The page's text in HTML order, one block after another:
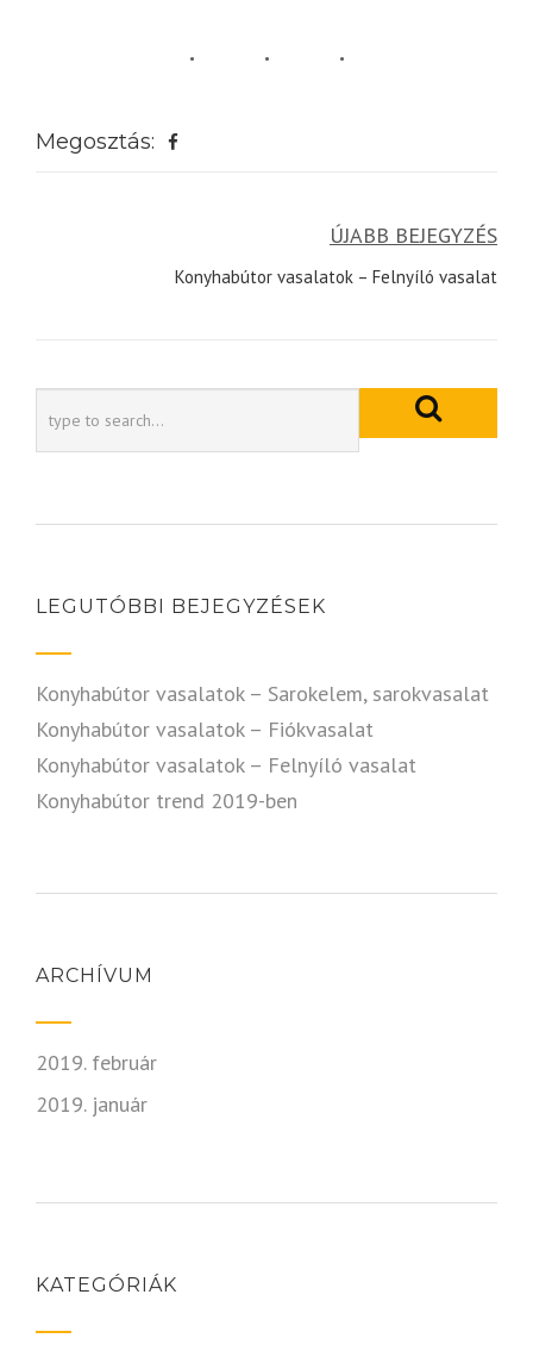
Megosztás:
navigáció
ÚJABB BEJEGYZÉS
Konyhabútor vasalatok – Felnyíló vasalat
LEGUTÓBBI BEJEGYZÉSEK
Konyhabútor vasalatok – Sarokelem, sarokvasalat
Konyhabútor vasalatok – Fiókvasalat
Konyhabútor vasalatok – Felnyíló vasalat
Konyhabútor trend 2019-ben
ARCHÍVUM
2019. február
2019. január
KATEGÓRIÁK